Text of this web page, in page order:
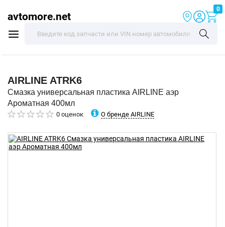
avtomore.net
0
AIRLINE ATRK6
Смазка универсальная пластика AIRLINE аэр
Ароматная 400мл
0 оценок О бренде AIRLINE